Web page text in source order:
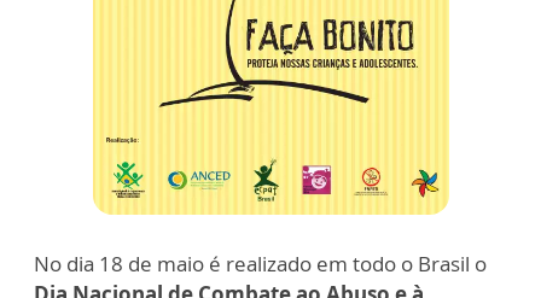
No dia 18 de maio é realizado em todo o Brasil o